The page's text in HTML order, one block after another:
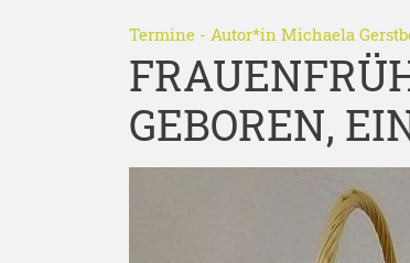
Termine - Autor*in Michaela
GEBOREN,